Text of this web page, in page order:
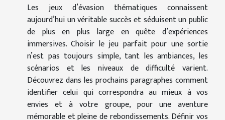
Les jeux d’évasion thématiques connaissent
aujourd’hui un véritable succès et séduisent un public
de plus en plus large en quête d’expériences
immersives. Choisir le jeu parfait pour une sortie
n’est pas toujours simple, tant les ambiances, les
scénarios et les niveaux de difficulté varient.
Découvrez dans les prochains paragraphes comment
identifier celui qui correspondra au mieux à vos
envies et à votre groupe, pour une aventure
mémorable et pleine de rebondissements. Définir vos